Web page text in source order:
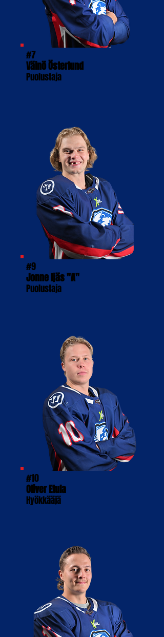
#7
Väinö Österlund
Puolustaja
#9
Jonne Ijäs "A"
Puolustaja
#10
Oliver Etula
Hyökkääjä